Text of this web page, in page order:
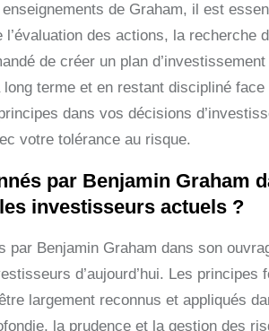
de Graham, il est
des actions, la
de créer un plan
long terme et en restant discipliné
dans vos décisions
votre tolérance au risque.
par Benjamin Graham
investisseurs actuels ?
par Benjamin Graham dans son
d’aujourd’hui. Les principes
largement reconnus et appliqués
la prudence et la gestion des